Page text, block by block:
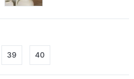
39 40